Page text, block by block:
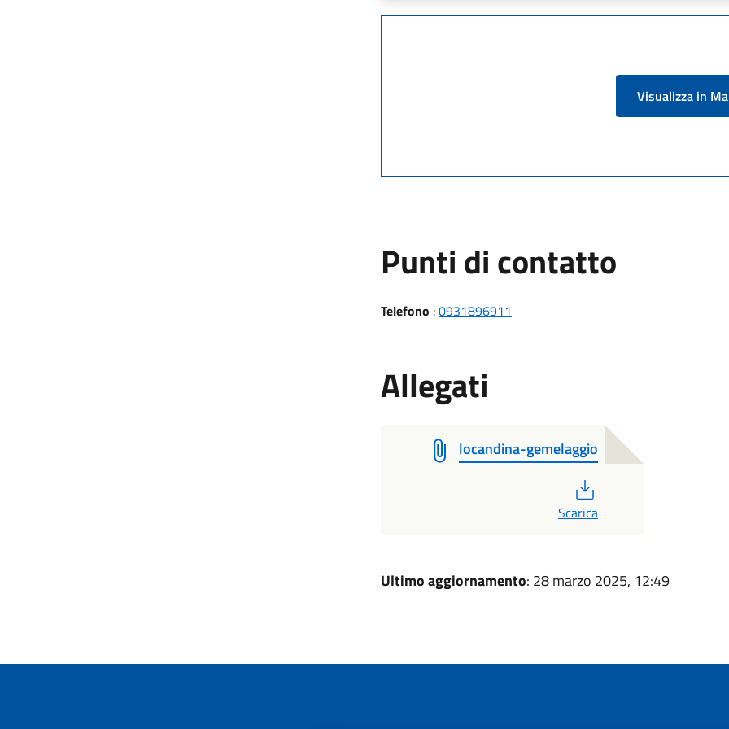
Visualizza in
Punti di contatto
Telefono :0931896911
Allegati
locandina-gemelaggio
Scarica
Ultimo aggiornamento: 28 marzo 2025, 12:49